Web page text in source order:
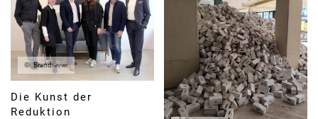
Brandrevier
Die Kunst der
Reduktion